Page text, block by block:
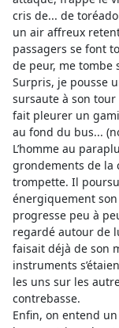
cris de... de
un air affreux
passagers se font
de peur, me tombe
Surpris, je pousse
sursaute à son
fait pleurer un
au fond du bus...
L’homme au
grondements de la
trompette. Il
énergiquement
progresse peu à
regardé autour de
faisait déjà de son
instruments
les uns sur les
contrebasse.
Enfin, on entend